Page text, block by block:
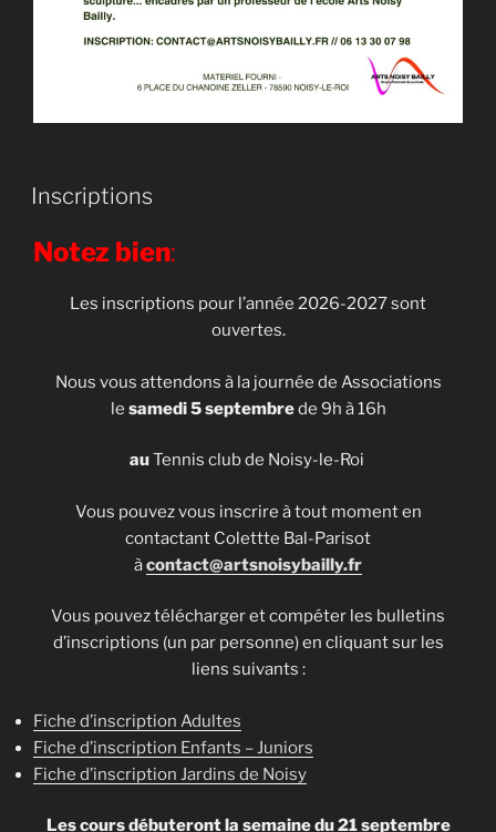
Inscriptions
Notez bien:
Les inscriptions pour l’année 2026-2027 sont
ouvertes.
Nous vous attendons à la journée de Associations
le samedi 5 septembrede 9h à 16h
auTennis club de Noisy-le-Roi
Vous pouvez vous inscrire à tout moment en
contactant Colettte Bal-Parisot
àcontact@artsnoisybailly.fr
Vous pouvez télécharger et compéter les bulletins
d’inscriptions (un par personne) en cliquant sur les
liens suivants :
Fiche d’inscription Adultes
Fiche d’inscription Enfants – Juniors
Fiche d’inscription Jardins de Noisy
Les cours débuteront la semaine du 21 septembre